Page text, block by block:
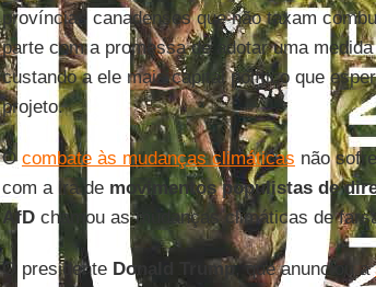
províncias canadenses que não taxam
parte com a promessa de adotar uma
custando a ele mais capital político que
projeto.
Ocombate às mudanças climáticas não
com a ira demovimentos populistas de
AfDchamou as mudanças climáticas de
O presidente Donald Trump, que anunciou a